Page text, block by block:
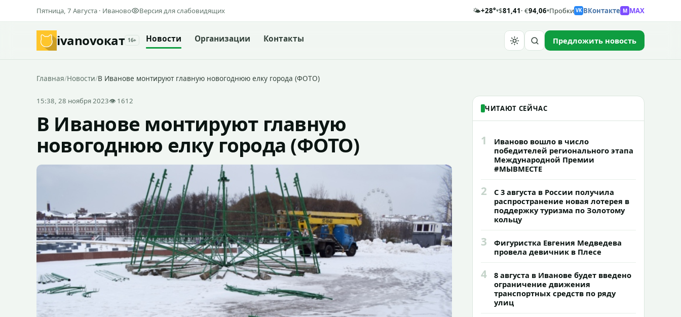
Пятница, 7 Августа · Иваново Версия для слабовидящих 🌤️+28°▾$81,41· €94,06▾Пробки VK ВКонтакте M MAX
ivanovoкат 16+ Новости Организации Контакты Предложить новость
Главная/Новости/В Иванове монтируют главную новогоднюю елку города (ФОТО)
15:38, 28 ноября 2023👁 1612
В Иванове монтируют главную
новогоднюю елку города (ФОТО)
ЧИТАЮТ СЕЙЧАС
1
Иваново вошло в число
победителей регионального этапа
Международной Премии
#МЫВМЕСТЕ
2
С 3 августа в России получила
распространение новая лотерея в
поддержку туризма по Золотому
кольцу
3
Фигуристка Евгения Медведева
провела девичник в Плесе
4
8 августа в Иванове будет введено
ограничение движения
транспортных средств по ряду
улиц